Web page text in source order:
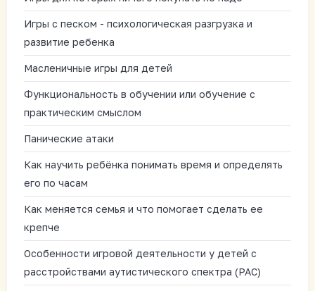
Игры с песком - психологическая разгрузка и
развитие ребенка
Масленичные игры для детей
Функциональность в обучении или обучение с
практическим смыслом
Панические атаки
Как научить ребёнка понимать время и определять
его по часам
Как меняется семья и что помогает сделать ее
крепче
Особенности игровой деятельности у детей с
расстройствами аутистического спектра (РАС)